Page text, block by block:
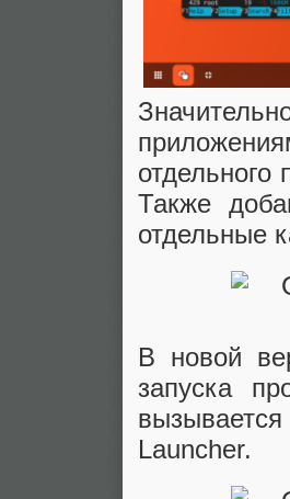
отдельного
Также
отдельные
В новой
запуска
Launcher.